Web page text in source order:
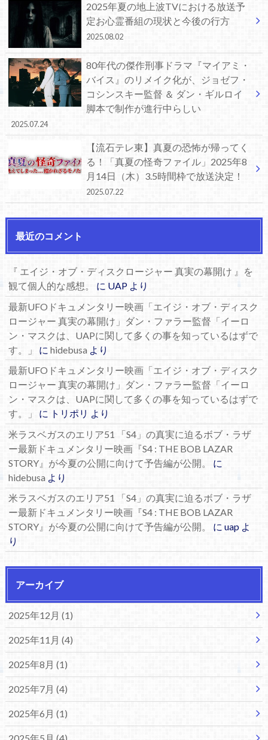
2025年夏の地上波TVにおける放送予
定お心霊番組の現状と今後の行方
2025.08.02
80年代の傑作刑事ドラマ『マイアミ・
バイス』のリメイク化が、ジョゼフ・
コシンスキー監督 ＆ ダン・ギルロイ
脚本で制作が進行中らしい
2025.07.24
【流石テレ東】真夏の恐怖が帰ってく
る！「真夏の怪奇ファイル」2025年8
月14日（木）3.5時間枠で放送決定！
2025.07.22
最近のコメント
『 エイジ・オブ・ディスクロージャー 真実の幕開け 』を
観て個人的な感想。
に UAPより
最新UFOドキュメンタリー映画「エイジ・オブ・ディスク
ロージャー 真実の幕開け」ダン・ファラー監督「イーロ
ン・マスクは、UAPに関して多くの事を知っているはずで
す。」
に hidebusaより
最新UFOドキュメンタリー映画「エイジ・オブ・ディスク
ロージャー 真実の幕開け」ダン・ファラー監督「イーロ
ン・マスクは、UAPに関して多くの事を知っているはずで
す。」
に トリポリ より
米ラスベガスのエリア51 「S4」の真実に迫るボブ・ラザ
ー最新ドキュメンタリー映画『S4 : THE BOB LAZAR
STORY』が今夏の公開に向けて予告編が公開。
に
hidebusaより
米ラスベガスのエリア51 「S4」の真実に迫るボブ・ラザ
ー最新ドキュメンタリー映画『S4 : THE BOB LAZAR
STORY』が今夏の公開に向けて予告編が公開。
に uapよ
り
アーカイブ
2025年12月 (1)
2025年11月 (4)
2025年8月 (1)
2025年7月 (4)
2025年6月 (1)